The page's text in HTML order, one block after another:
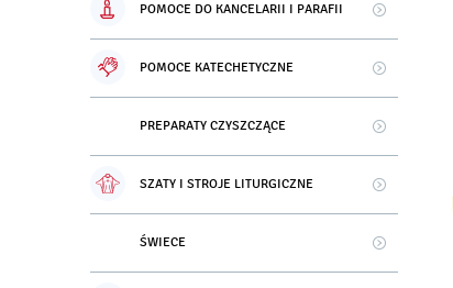
POMOCE DO KANCELARII I PARAFII
POMOCE KATECHETYCZNE
PREPARATY CZYSZCZĄCE
SZATY I STROJE LITURGICZNE
ŚWIECE